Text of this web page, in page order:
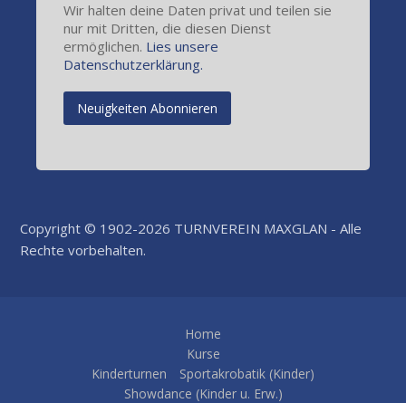
Wir halten deine Daten privat und teilen sie
nur mit Dritten, die diesen Dienst
ermöglichen. Lies unsere
Datenschutzerklärung.
Copyright © 1902-2026 TURNVEREIN MAXGLAN - Alle
Rechte vorbehalten.
Home
Kurse
Kinderturnen
Sportakrobatik (Kinder)
Showdance (Kinder u. Erw.)